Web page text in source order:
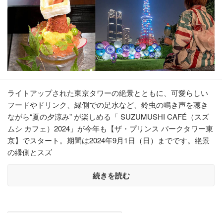
ライトアップされた東京タワーの絶景とともに、可愛らしい
フードやドリンク、縁側での足水など、鈴虫の鳴き声を聴き
ながら“夏の夕涼み” が楽しめる「 SUZUMUSHI CAFÉ（スズ
ムシ カフェ）2024」が今年も【ザ・プリンス パークタワー東
京】でスタート。期間は2024年9月1日（日）までです。絶景
の縁側とスズ
続きを読む